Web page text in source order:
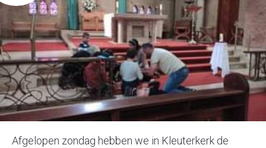
Afgelopen zondag hebben we in Kleuterkerk de